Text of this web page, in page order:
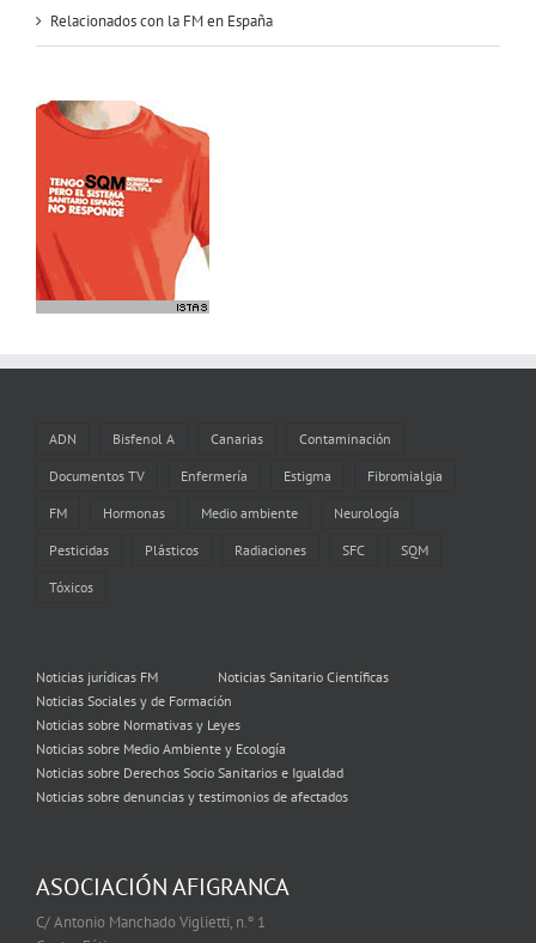
Relacionados con la FM en España
ADN Bisfenol A Canarias Contaminación
Documentos TV Enfermería Estigma Fibromialgia
FM Hormonas Medio ambiente Neurología
Pesticidas Plásticos Radiaciones SFC SQM
Tóxicos
Noticias jurídicas FM
Noticias Sanitario Científicas
Noticias Sociales y de Formación
Noticias sobre Normativas y Leyes
Noticias sobre Medio Ambiente y Ecología
Noticias sobre Derechos Socio Sanitarios e Igualdad
Noticias sobre denuncias y testimonios de afectados
ASOCIACIÓN AFIGRANCA
C/ Antonio Manchado Viglietti, n.º 1